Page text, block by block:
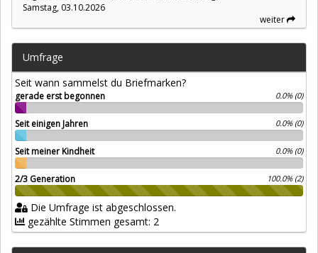
Samstag, 03.10.2026
weiter
Umfrage
Seit wann sammelst du Briefmarken?
gerade erst begonnen 0.0% (0)
Seit einigen Jahren 0.0% (0)
Seit meiner Kindheit 0.0% (0)
2/3 Generation 100.0% (2)
Die Umfrage ist abgeschlossen.
gezählte Stimmen gesamt: 2